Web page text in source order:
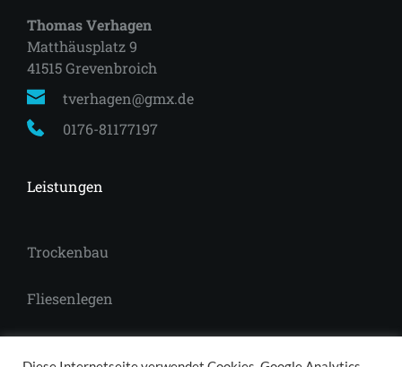
Thomas Verhagen
Matthäusplatz 9
41515 Grevenbroich
tverhagen@gmx.de
0176-81177197
Leistungen
Trockenbau
Fliesenlegen